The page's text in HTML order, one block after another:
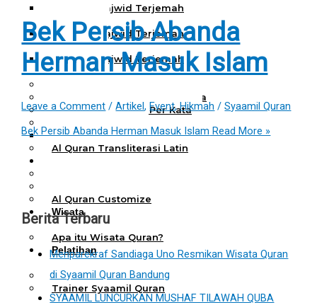
Al Quran Tajwid Terjemah
Bukhara A6
Al Quran Tajwid Terjemah
Bukhara A5
Al Quran Tajwid Terjemah
Bukhara B5
Al Quran Spesial Wanita Azalia
Al Quran Terjemah Per Kata
Mushaf Tilawah Quba
Al Quran Transliterasi Latin
Al Quran Customize
Wisata
Quran
Apa itu Wisata Quran?
Pelatihan
Kequranan
Apa itu Pelatihan Quran?
Trainer Syaamil Quran
Bek Persib Abanda
Herman Masuk Islam
Leave a Comment /Artikel,Event,Hikmah /Syaamil Quran
Bek Persib Abanda Herman Masuk Islam Read More »
Berita Terbaru
Menparekraf Sandiaga Uno Resmikan Wisata Quran
di Syaamil Quran Bandung
SYAAMIL LUNCURKAN MUSHAF TILAWAH QUBA